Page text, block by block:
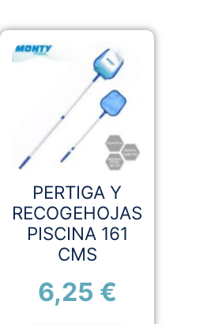
PERTIGA Y
RECOGEHOJAS
PISCINA 161
CMS
6,25 €